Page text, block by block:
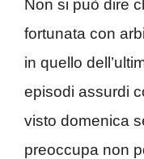
Non si può dire
fortunata con
in quello
episodi assurdi
visto domenica
preoccupa non